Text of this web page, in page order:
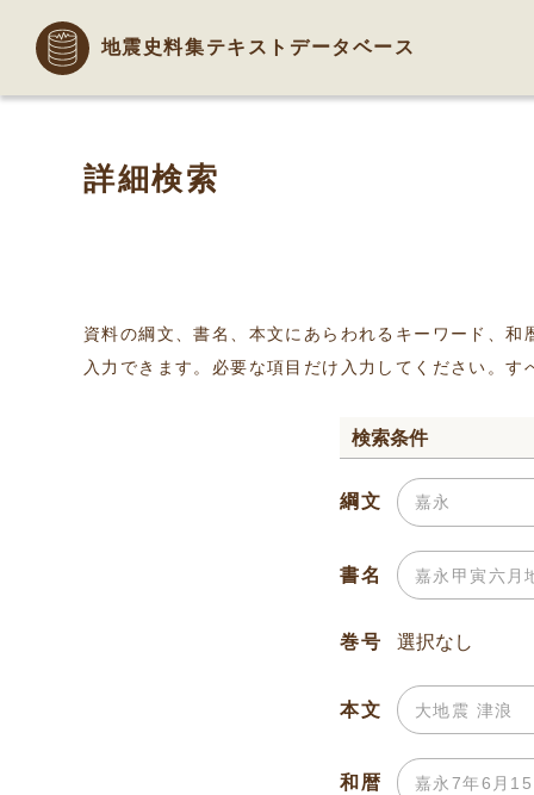
地震史料集テキストデータベース
詳細検索
資料の綱文、書名、本文にあらわれるキーワード、
入力できます。必要な項目だけ入力してください。
検索条件
綱文
書名
巻号
本文
和暦